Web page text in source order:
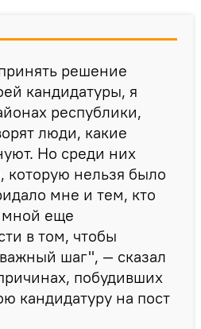
решение
кандидатуры, я
республики,
люди, какие
Но среди них
нельзя было
мне и тем, кто
мной еще
в том, чтобы
шаг", — сказал
побудивших
кандидатуру на пост